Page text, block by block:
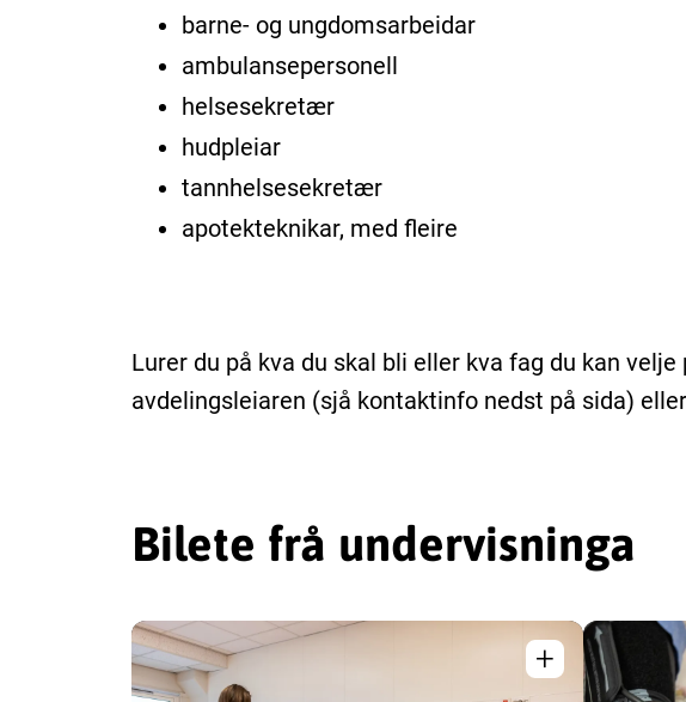
barne- og ungdomsarbeidar
ambulansepersonell
helsesekretær
hudpleiar
tannhelsesekretær
apotekteknikar, med fleire
Lurer du på kva du skal bli eller kva fag du kan velje
avdelingsleiaren (sjå kontaktinfo nedst på sida)
Bilete frå undervisninga
+